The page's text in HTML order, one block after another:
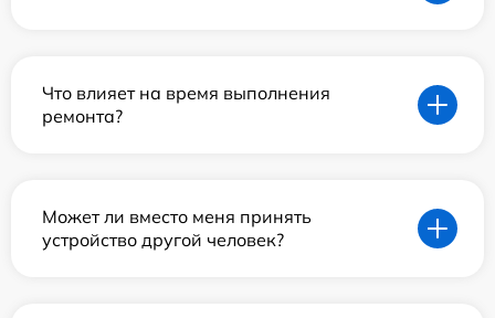
Что влияет на время выполнения
ремонта?
Может ли вместо меня принять
устройство другой человек?